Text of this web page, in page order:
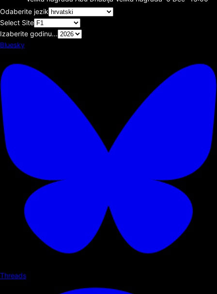
Odaberite jezik
Select Site
Izaberite godinu...
Bluesky
Threads